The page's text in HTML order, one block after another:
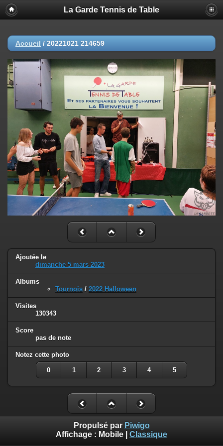
La Garde Tennis de Table
Accueil / 20221021 214659
Ajoutée le
dimanche 5 mars 2023
Albums
Tournois / 2022 Halloween
Visites
130343
Score
pas de note
Notez cette photo
0 1 2 3 4 5
Propulsé par Piwigo
Affichage : Mobile Classique